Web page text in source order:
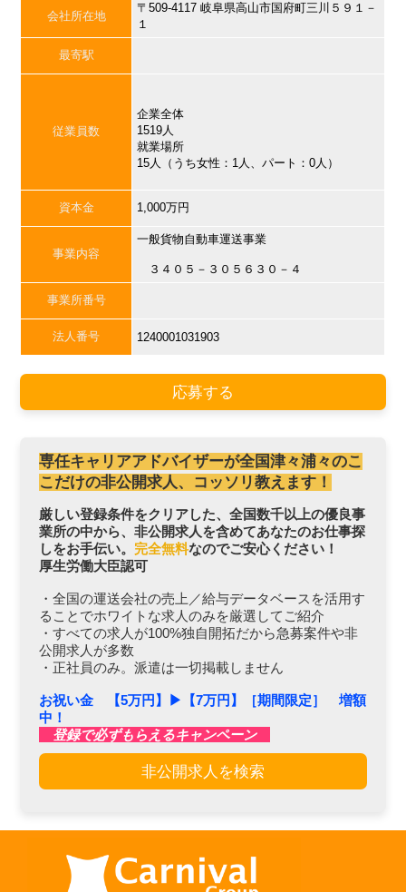
会社所在地
〒509-4117 岐阜県高山市国府町三川５９１－
１
最寄駅
従業員数
企業全体
1519人
就業場所
15人（うち女性：1人、パート：0人）
資本金 1,000万円
事業内容
一般貨物自動車運送事業
３４０５－３０５６３０－４
事業所番号
法人番号 1240001031903
応募する
専任キャリアアドバイザーが全国津々浦々のこ
こだけの非公開求人、コッソリ教えます！
厳しい登録条件をクリアした、全国数千以上の優良事
業所の中から、非公開求人を含めてあなたのお仕事探
しをお手伝い。 完全無料なのでご安心ください！
厚生労働大臣認可
・全国の運送会社の売上／給与データベースを活用す
ることでホワイトな求人のみを厳選してご紹介
・すべての求人が100%独自開拓だから急募案件や非
公開求人が多数
・正社員のみ。派遣は一切掲載しません
お祝い金 【5万円】▶︎【7万円】［期間限定］ 増額
中！
登録で必ずもらえるキャンペーン
非公開求人を検索